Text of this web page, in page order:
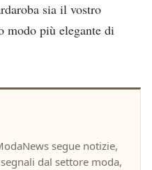
sia il vostro
modo più elegante di
segue notizie,
dal settore moda,